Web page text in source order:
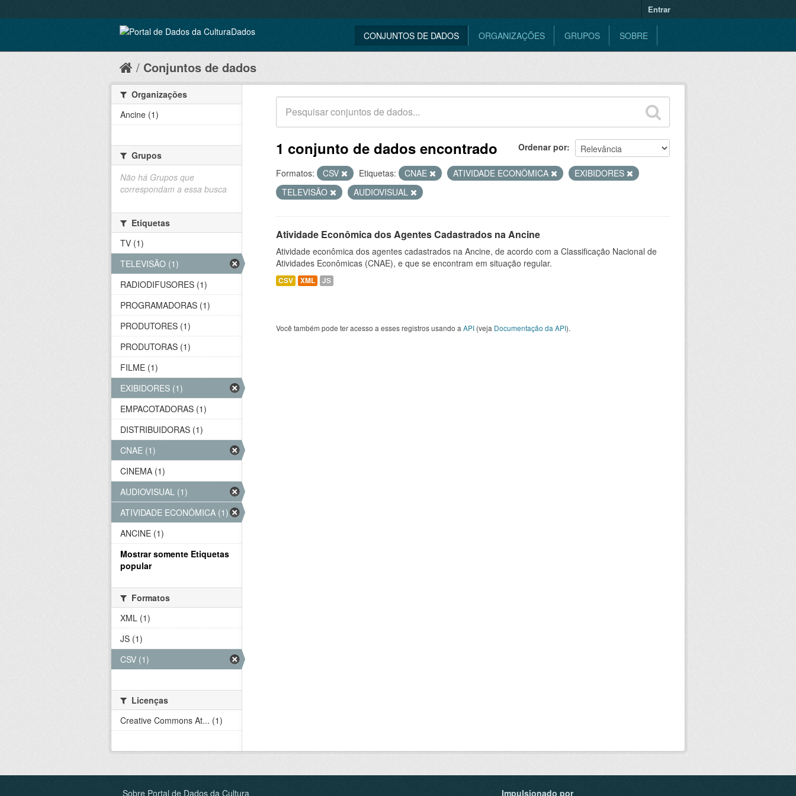
Entrar
CONJUNTOS DE DADOS ORGANIZAÇÕES GRUPOS SOBRE
Conjuntos de dados
Ordenar por
1 conjunto de dados encontrado
Formatos: CSV Etiquetas: CNAE ATIVIDADE ECONÔMICA
EXIBIDORES
TELEVISÃO
AUDIOVISUAL
Atividade Econômica dos Agentes Cadastrados na Ancine
Atividade econômica dos agentes cadastrados na Ancine, de acordo com a Classificação Nacional de
Atividades Econômicas (CNAE), e que se encontram em situação regular.
CSV XML JS
Você também pode ter acesso a esses registros usando a API (veja Documentação da API).
Organizações
Ancine (1)
Grupos
Não há Grupos que
correspondam a essa busca
Etiquetas
TV (1)
TELEVISÃO (1)
RADIODIFUSORES (1)
PROGRAMADORAS (1)
PRODUTORES (1)
PRODUTORAS (1)
FILME (1)
EXIBIDORES (1)
EMPACOTADORAS (1)
DISTRIBUIDORAS (1)
CNAE (1)
CINEMA (1)
AUDIOVISUAL (1)
ATIVIDADE ECONÔMICA (1)
ANCINE (1)
Mostrar somente Etiquetas
popular
Formatos
XML (1)
JS (1)
CSV (1)
Licenças
Creative Commons At... (1)
Sobre Portal de Dados da Cultura Impulsionado por